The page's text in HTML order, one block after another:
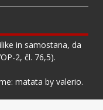
in samostana, da
2, čl. 76,5).
matata by valerio.